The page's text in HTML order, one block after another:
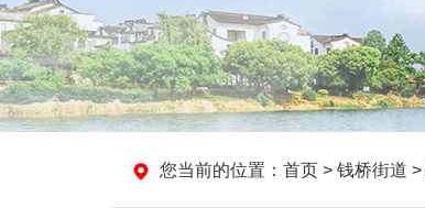
您当前的位置： 首页 > 钱桥街道 >